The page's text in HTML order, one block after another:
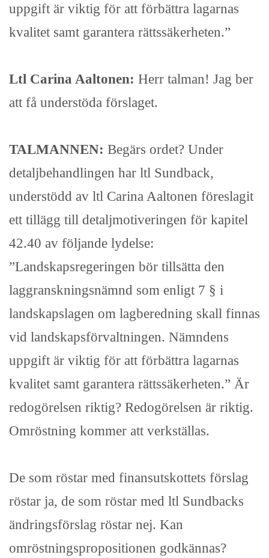
uppgift är viktig för att förbättra lagarnas
kvalitet samt garantera rättssäkerheten.”
Ltl Carina Aaltonen: Herr talman! Jag ber
att få understöda förslaget.
TALMANNEN: Begärs ordet? Under
detaljbehandlingen har ltl Sundback,
understödd av ltl Carina Aaltonen föreslagit
ett tillägg till detaljmotiveringen för kapitel
42.40 av följande lydelse:
”Landskapsregeringen bör tillsätta den
laggranskningsnämnd som enligt 7 § i
landskapslagen om lagberedning skall finnas
vid landskapsförvaltningen. Nämndens
uppgift är viktig för att förbättra lagarnas
kvalitet samt garantera rättssäkerheten.” Är
redogörelsen riktig? Redogörelsen är riktig.
Omröstning kommer att verkställas.
De som röstar med finansutskottets förslag
röstar ja, de som röstar med ltl Sundbacks
ändringsförslag röstar nej. Kan
omröstningspropositionen godkännas?